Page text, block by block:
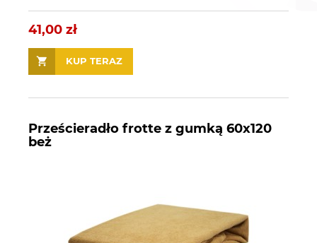
41,00 zł
KUP TERAZ
Prześcieradło frotte z gumką 60x120
beż